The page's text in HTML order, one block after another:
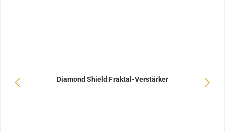
Diamond Shield Fraktal-Verstärker